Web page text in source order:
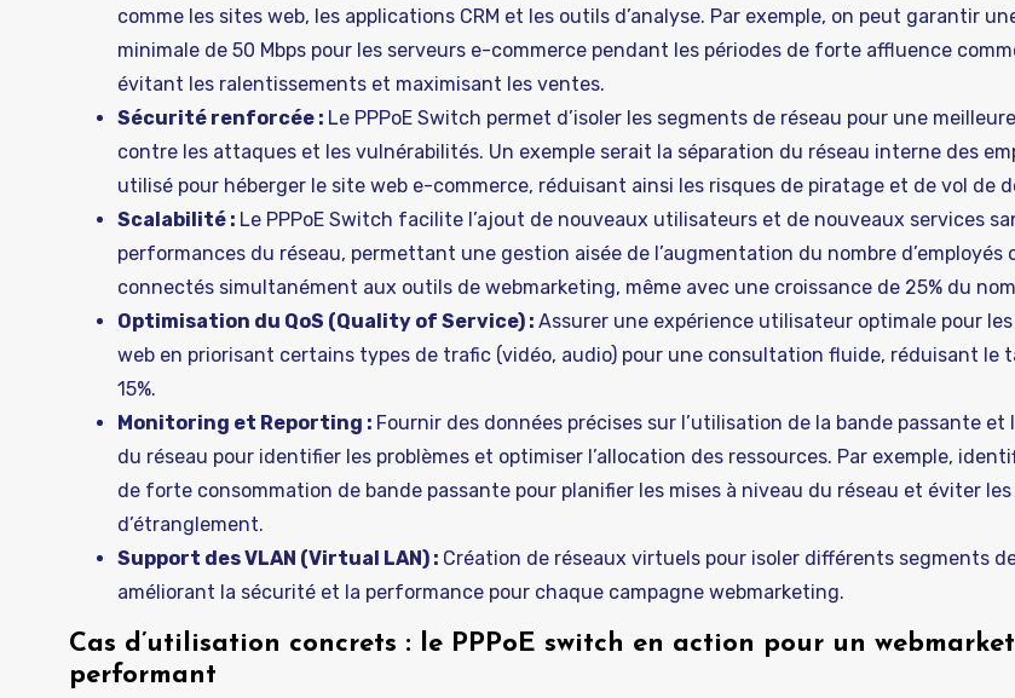
comme les sites web, les applications CRM et les outils d’analyse. Par exemple, on peut garantir
minimale de 50 Mbps pour les serveurs e-commerce pendant les périodes de forte affluence
évitant les ralentissements et maximisant les ventes.
Sécurité renforcée : Le PPPoE Switch permet d’isoler les segments de réseau pour une
contre les attaques et les vulnérabilités. Un exemple serait la séparation du réseau interne des
utilisé pour héberger le site web e-commerce, réduisant ainsi les risques de piratage et de vol de
Scalabilité : Le PPPoE Switch facilite l’ajout de nouveaux utilisateurs et de nouveaux services
performances du réseau, permettant une gestion aisée de l’augmentation du nombre d’employés
connectés simultanément aux outils de webmarketing, même avec une croissance de 25% du
Optimisation du QoS (Quality of Service) : Assurer une expérience utilisateur optimale pour
web en priorisant certains types de trafic (vidéo, audio) pour une consultation fluide, réduisant le
15%.
Monitoring et Reporting : Fournir des données précises sur l’utilisation de la bande passante et
du réseau pour identifier les problèmes et optimiser l’allocation des ressources. Par exemple,
de forte consommation de bande passante pour planifier les mises à niveau du réseau et éviter
d’étranglement.
Support des VLAN (Virtual LAN) : Création de réseaux virtuels pour isoler différents segments
améliorant la sécurité et la performance pour chaque campagne webmarketing.
Cas d’utilisation concrets : le PPPoE switch en action pour un
performant